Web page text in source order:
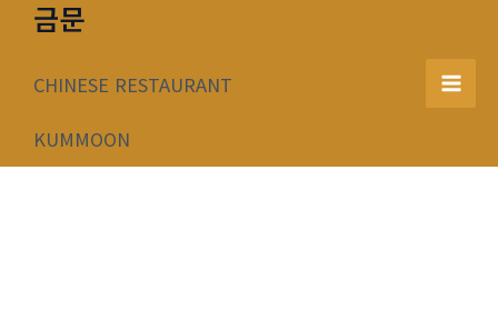
너
금문
CHINESE RESTAURANT
KUMMOON
Main